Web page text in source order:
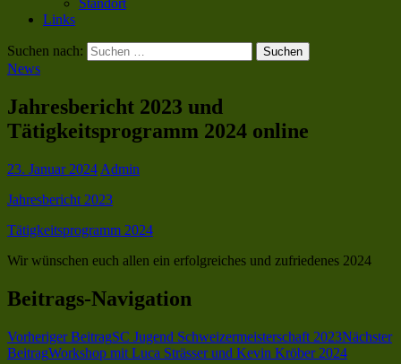
Standort
Links
Suchen nach:
News
Jahresbericht 2023 und
Tätigkeitsprogramm 2024 online
23. Januar 2024 Admin
Jahresbericht 2023
Tätigkeitsprogramm 2024
Wir wünschen euch allen ein erfolgreiches und zufriedenes 2024
Beitrags-Navigation
Vorheriger BeitragSC Jugend Schweizermeisterschaft 2023Nächster
BeitragWorkshop mit Luca Strässer und Kevin Kröber 2024